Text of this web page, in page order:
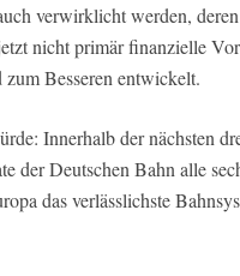
verwirklicht werden,
nicht primär finanzielle
Besseren entwickelt.
Innerhalb der nächsten
der Deutschen Bahn alle
das verlässlichste